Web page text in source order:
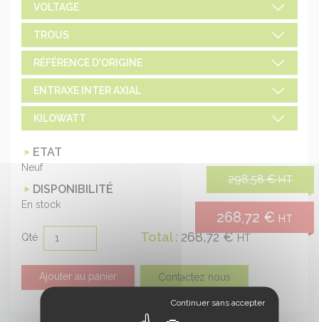
VOLTAGE
TROUS
RÉFÉRENCE D'ORIGINE
ENTRAXE INTER AXIAL
KILOWATT
ETAT
Neuf
DISPONIBILITÉ
En stock
298,58 €HT
268,72 € HT
Ajout
panier
Qté
Ajouter au panier
Total : 268,72 €HT
Contactez nous